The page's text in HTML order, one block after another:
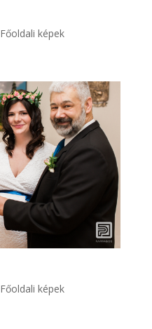
Főoldali képek
Főoldali képek